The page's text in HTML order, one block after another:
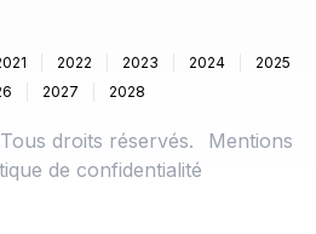
2022 2023 2024
2025
2027 2028
droits réservés.
Mentions
de confidentialité